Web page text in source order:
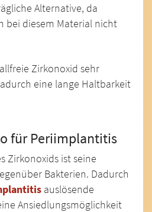
Alternative, da
bei diesem Material nicht
Zirkonoxid sehr
eine lange Haltbarkeit
für Periimplantitis
Zirkonoxids ist seine
Bakterien. Dadurch
auslösende
Ansiedlungsmöglichkeit